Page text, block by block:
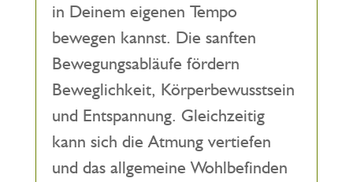
in Deinem eigenen Tempo
bewegen kannst. Die sanften
Bewegungsabläufe fördern
Beweglichkeit, Körperbewusstsein
und Entspannung. Gleichzeitig
kann sich die Atmung vertiefen
und das allgemeine Wohlbefinden